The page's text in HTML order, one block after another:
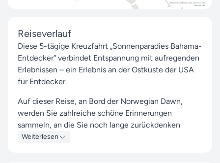
Reiseverlauf
Diese 5-tägige Kreuzfahrt „Sonnenparadies Bahama-
Entdecker“ verbindet Entspannung mit aufregenden
Erlebnissen – ein Erlebnis an der Ostküste der USA
für Entdecker.
Auf dieser Reise, an Bord der Norwegian Dawn,
werden Sie zahlreiche schöne Erinnerungen
sammeln, an die Sie noch lange zurückdenken
werden.
Weiterlesen